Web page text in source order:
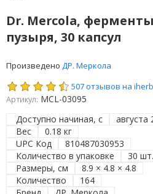
Dr. Mercola,
пузыря, 30 капсул
Произведено ДР. Меркола
507 отзывов на
Артикул: MCL-03095
Доступно начиная, с
августа
Вес
0.18 кг
UPC Код
810487030953
Количество в упаковке
30 шт.
Размеры, см
8.9 × 4.8 × 4.8
Количество
164